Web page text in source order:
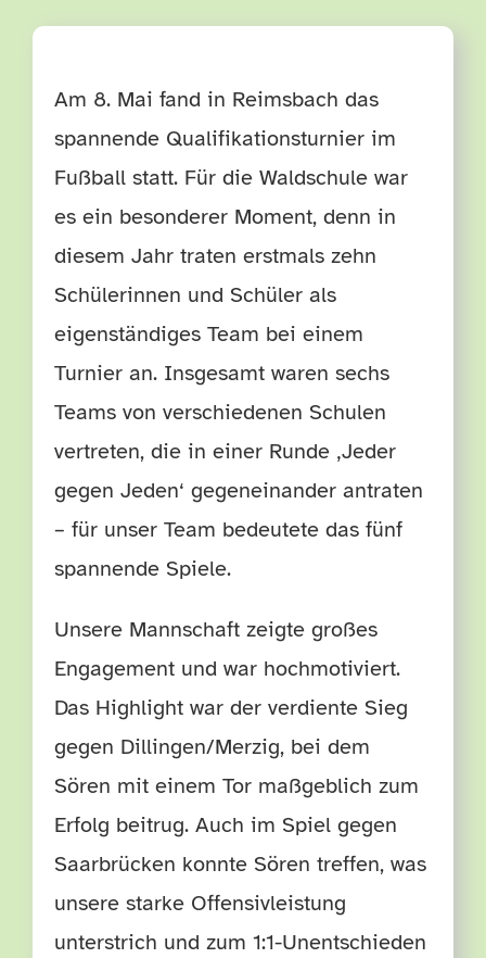
HÄUFIGE FRAGEN
Am 8. Mai fand in Reimsbach das
spannende Qualifikationsturnier im
Fußball statt. Für die Waldschule war
es ein besonderer Moment, denn in
diesem Jahr traten erstmals zehn
Schülerinnen und Schüler als
eigenständiges Team bei einem
Turnier an. Insgesamt waren sechs
Teams von verschiedenen Schulen
vertreten, die in einer Runde ‚Jeder
gegen Jeden‘ gegeneinander antraten
– für unser Team bedeutete das fünf
spannende Spiele.
Unsere Mannschaft zeigte großes
Engagement und war hochmotiviert.
Das Highlight war der verdiente Sieg
gegen Dillingen/Merzig, bei dem
Sören mit einem Tor maßgeblich zum
Erfolg beitrug. Auch im Spiel gegen
Saarbrücken konnte Sören treffen, was
unsere starke Offensivleistung
unterstrich und zum 1:1-Unentschieden